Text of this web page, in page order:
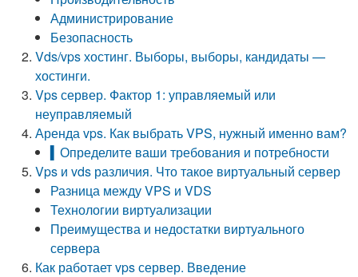
Администрирование
Безопасность
Vds/vps хостинг. Выборы, выборы, кандидаты —
хостинги.
Vps сервер. Фактор 1: управляемый или
неуправляемый
Аренда vps. Как выбрать VPS, нужный именно вам?
▍Определите ваши требования и потребности
Vps и vds различия. Что такое виртуальный сервер
Разница между VPS и VDS
Технологии виртуализации
Преимущества и недостатки виртуального
сервера
Как работает vps сервер. Введение